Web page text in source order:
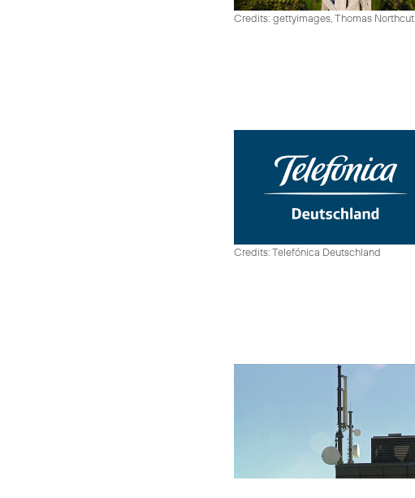
Credits: gettyimages, Thomas Northcut
Credits: Telefónica Deutschland